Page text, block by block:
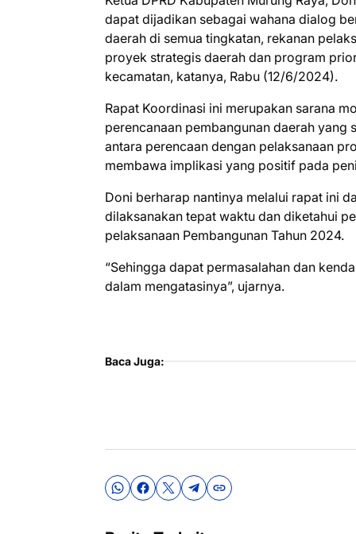
dapat dijadikan sebagai wahana dialog
daerah di semua tingkatan, rekanan
proyek strategis daerah dan program
kecamatan, katanya, Rabu (12/6/2024).
Rapat Koordinasi ini merupakan sarana
perencanaan pembangunan daerah
antara perencaan dengan pelaksanaan
membawa implikasi yang positif pada
Doni berharap nantinya melalui rapat ini
dilaksanakan tepat waktu dan diketahui
pelaksanaan Pembangunan Tahun 2024.
“Sehingga dapat permasalahan dan
dalam mengatasinya”, ujarnya.
Baca Juga: